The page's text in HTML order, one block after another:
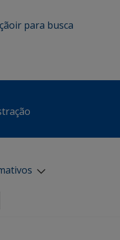
ir para busca